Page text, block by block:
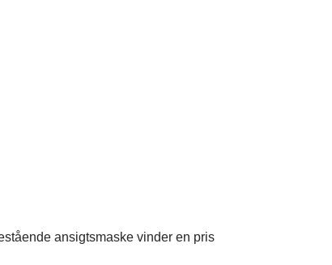
ansigtsmaske vinder en pris